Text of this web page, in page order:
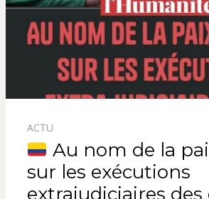
ACTU
Au nom de la
sur les exécutions
extrajudiciaires des